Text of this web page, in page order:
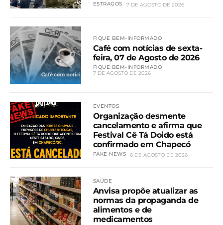
ESTRAGOS 7 DE AGOSTO DE 2026
FIQUE BEM-INFORMADO
Café com notícias de sexta-
feira, 07 de Agosto de 2026
FIQUE BEM-INFORMADO
7 DE AGOSTO DE 2026
EVENTOS
Organização desmente
cancelamento e afirma que
Festival Cê Tá Doido está
confirmado em Chapecó
FAKE NEWS 6 DE AGOSTO DE 2026
SAÚDE
Anvisa propõe atualizar as
normas da propaganda de
alimentos e de
medicamentos